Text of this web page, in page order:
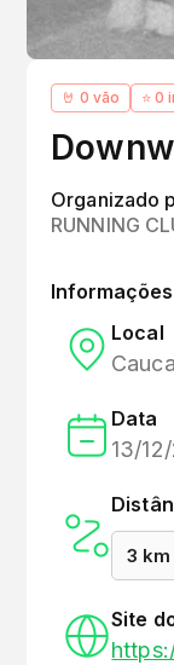
🤘 0 vão ⭐ 0
Organizado
RUNNING
Local
Data
13/
3 km
Site